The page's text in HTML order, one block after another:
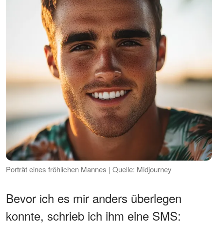
Porträt eines fröhlichen Mannes | Quelle: Midjourney
Bevor ich es mir anders überlegen
konnte, schrieb ich ihm eine SMS: